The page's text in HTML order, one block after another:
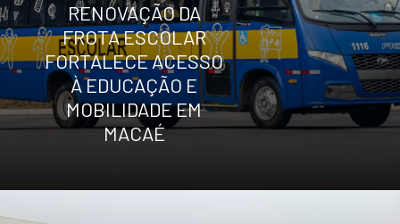
RENOVAÇÃO DA
FROTA ESCOLAR
FORTALECE ACESSO
À EDUCAÇÃO E
MOBILIDADE EM
MACAÉ